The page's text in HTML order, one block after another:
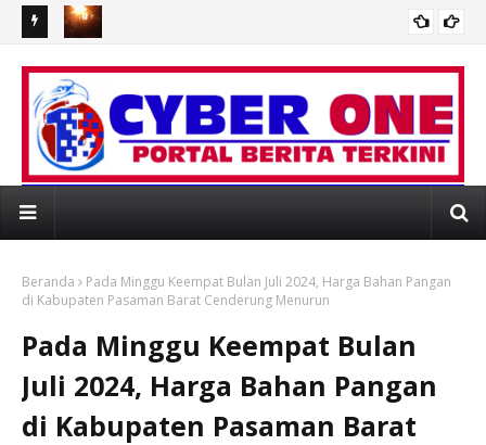
RSUD STAK Buka Penggalangan Dana Bantu Korban Kebakaran
Beranda
Pada Minggu Keempat Bulan Juli 2024, Harga Bahan Pangan
di Kabupaten Pasaman Barat Cenderung Menurun
Pada Minggu Keempat Bulan
Juli 2024, Harga Bahan Pangan
di Kabupaten Pasaman Barat